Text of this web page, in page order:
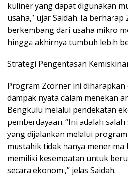
kuliner yang dapat digunakan
usaha,” ujar Saidah. Ia
berkembang dari usaha mikro
hingga akhirnya tumbuh lebih
Strategi Pengentasan
Program Zcorner ini diharapkan
dampak nyata dalam menekan
Bengkulu melalui pendekatan
pemberdayaan. “Ini adalah
yang dijalankan melalui
mustahik tidak hanya
memiliki kesempatan untuk
secara ekonomi,” jelas Saidah.